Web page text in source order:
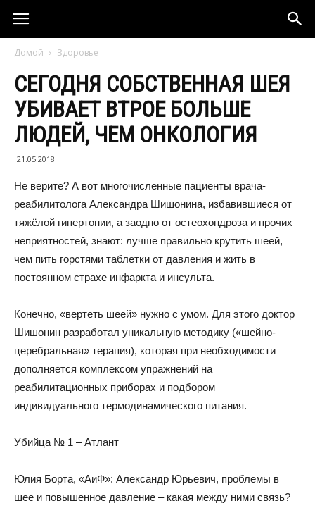
Домой Здоровье
СЕГОДНЯ СОБСТВЕННАЯ ШЕЯ
УБИВАЕТ ВТРОЕ БОЛЬШЕ
ЛЮДЕЙ, ЧЕМ ОНКОЛОГИЯ
21.05.2018
Не верите? А вот многочисленные пациенты врача-
реабилитолога Александра Шишонина, избавившиеся от
тяжёлой гипертонии, а заодно от остеохонд­роза и прочих
неприятностей, знают: лучше правильно крутить шеей,
чем пить горстями таблетки от давления и жить в
постоянном страхе инфаркта и инсульта.
Конечно, «вертеть шеей» нужно с умом. Для этого доктор
Шишонин разработал уникальную методику («шейно-
церебральная» терапия), которая при необходимости
дополняется комплексом упражнений на
реабилитационных приборах и подбором
индивидуального термодинамического питания.
Убийца № 1 – Атлант
Юлия Борта, «АиФ»: Александр Юрьевич, проблемы в
шее и повышенное давление – какая между ними связь?